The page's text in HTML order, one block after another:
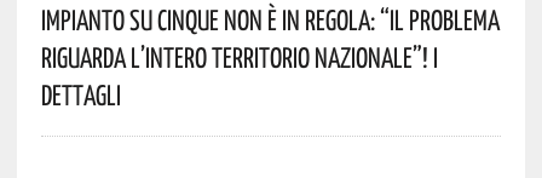
Impianto Su Cinque Non È In Regola: “il Problema
Riguarda L’intero Territorio Nazionale”! I
Dettagli